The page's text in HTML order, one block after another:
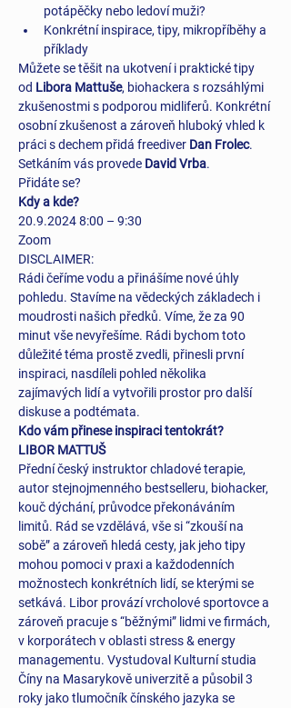
potápěčky nebo ledoví muži?
Konkrétní inspirace, tipy, mikropříběhy a
příklady
Můžete se těšit na ukotvení i praktické tipy
od Libora Mattuše, biohackera s rozsáhlými
zkušenostmi s podporou midliferů. Konkrétní
osobní zkušenost a zároveň hluboký vhled k
práci s dechem přidá freediver Dan Frolec.
Setkáním vás provede David Vrba.
Přidáte se?
Kdy a kde?
20.9.2024 8:00 – 9:30
Zoom
DISCLAIMER:
Rádi čeříme vodu a přinášíme nové úhly
pohledu. Stavíme na vědeckých základech i
moudrosti našich předků. Víme, že za 90
minut vše nevyřešíme. Rádi bychom toto
důležité téma prostě zvedli, přinesli první
inspiraci, nasdíleli pohled několika
zajímavých lidí a vytvořili prostor pro další
diskuse a podtémata.
Kdo vám přinese inspiraci tentokrát?
LIBOR MATTUŠ
Přední český instruktor chladové terapie,
autor stejnojmenného bestselleru, biohacker,
kouč dýchání, průvodce překonáváním
limitů. Rád se vzdělává, vše si “zkouší na
sobě” a zároveň hledá cesty, jak jeho tipy
mohou pomoci v praxi a každodenních
možnostech konkrétních lidí, se kterými se
setkává. Libor provází vrcholové sportovce a
zároveň pracuje s “běžnými” lidmi ve firmách,
v korporátech v oblasti stress & energy
managementu. Vystudoval Kulturní studia
Číny na Masarykově univerzitě a působil 3
roky jako tlumočník čínského jazyka se